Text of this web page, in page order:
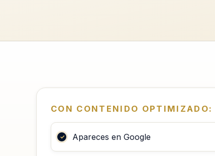
CON CONTENIDO OPTIMIZADO:
Apareces en Google